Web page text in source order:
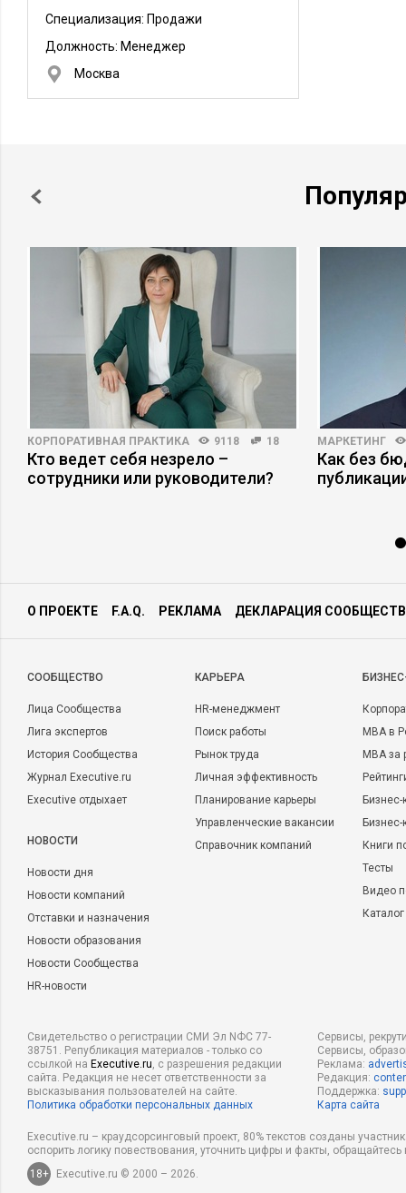
Специализация: Продажи
Должность: Менеджер
Москва
КОРПОРАТИВНАЯ ПРАКТИКА 9118 18
Кто ведет себя незрело –
сотрудники или руководители?
МАРКЕТИНГ
Как без
О ПРОЕКТЕ F.A.Q. РЕКЛАМА ДЕКЛАРАЦИЯ
CООБЩЕСТВО
Лица Сообщества
Лига экспертов
История Сообщества
Журнал Executive.ru
Executive отдыхает
НОВОСТИ
Новости дня
Новости компаний
Отставки и назначения
Новости образования
Новости Сообщества
HR-новости
КАРЬЕРА
HR-менеджмент
Поиск работы
Рынок труда
Личная эффективность
Планирование карьеры
Управленческие вакансии
Справочник компаний
MBA в
MBA
Бизнес-
Книги
Тесты
Видео
Свидетельство о регистрации СМИ Эл NФС 77-
38751. Републикация материалов - только со
ссылкой на Executive.ru, с разрешения редакции
сайта. Редакция не несет ответственности за
высказывания пользователей на сайте.
Политика обработки персональных данных
Сервисы,
Сервисы,
Реклама:
Редакция:
Поддержка:
Карта сайта
Executive.ru – краудсорсинговый проект, 80% текстов созданы
оспорить логику повествования, уточнить цифры и факты,
18+
Executive.ru © 2000 – 2026.